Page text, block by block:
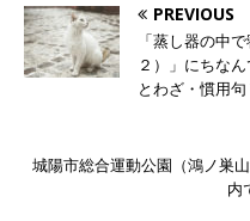
PREVIOUS
「蒸し器の中
２）」にちな
とわざ・慣用句
城陽市総合運動公園（鴻ノ巣
内